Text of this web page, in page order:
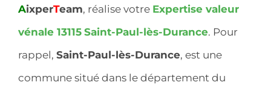
AixperTeam, réalise votre Expertise valeur
vénale 13115 Saint-Paul-lès-Durance. Pour
rappel, Saint-Paul-lès-Durance, est une
commune situé dans le département du